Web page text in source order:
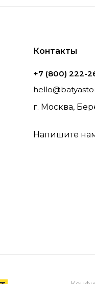
Контакты
+7 (800) 222-
г. Москва,
Напишите